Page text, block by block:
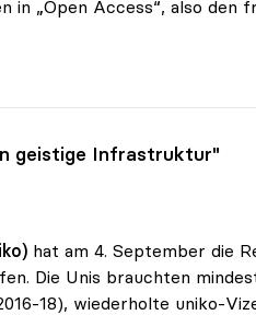
„Open Access“, also den
geistige Infrastruktur"
hat am 4. September die
Die Unis brauchten
18), wiederholte uniko-